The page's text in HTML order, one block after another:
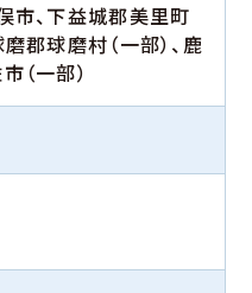
市、下益城郡美里町
磨郡球磨村（一部）、鹿
（一部）